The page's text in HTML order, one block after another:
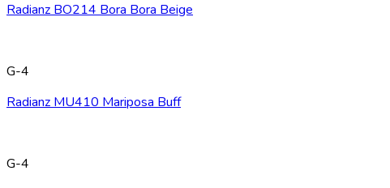
Radianz BO214 Bora Bora Beige
G-4
Radianz MU410 Mariposa Buff
G-4